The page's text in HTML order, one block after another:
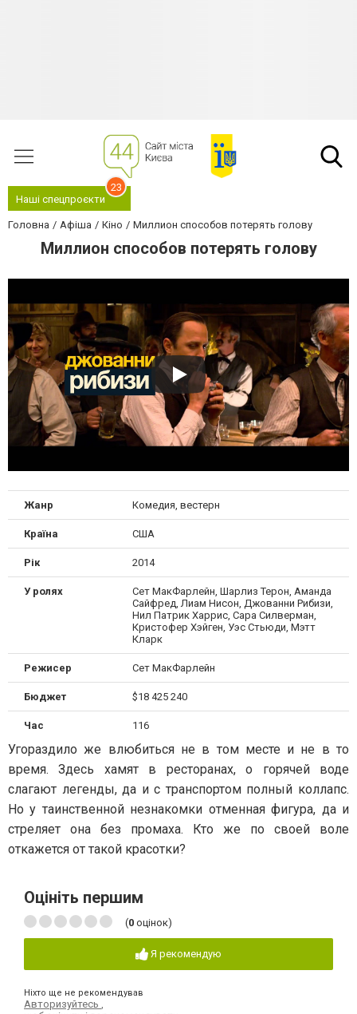
Наші спецпроєкти
23
Головна Афіша Кіно Миллион способов потерять голову
Миллион способов потерять голову
Жанр Комедия, вестерн
Країна США
Рік 2014
У ролях
Сет МакФарлейн, Шарлиз Терон, Аманда
Сайфред, Лиам Нисон, Джованни Рибизи,
Нил Патрик Харрис, Сара Силверман,
Кристофер Хэйген, Уэс Стьюди, Мэтт
Кларк
Режисер Сет МакФарлейн
Бюджет $18 425 240
Час 116
Угораздило же влюбиться не в том месте и не в то
время. Здесь хамят в ресторанах, о горячей воде
слагают легенды, да и с транспортом полный коллапс.
Но у таинственной незнакомки отменная фигура, да и
стреляет она без промаха. Кто же по своей воле
откажется от такой красотки?
Оцініть першим
(0 оцінок)
Я рекомендую
Ніхто ще не рекомендував
Авторизуйтесь ,